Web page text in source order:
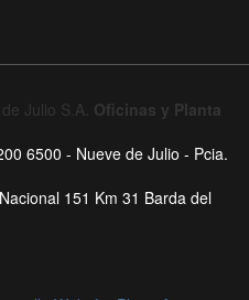
Julio S.A. Oficinas y Planta
6500 - Nueve de Julio - Pcia.
151 Km 31 Barda del